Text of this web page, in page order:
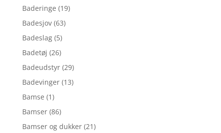
Baderinge (19)
Badesjov (63)
Badeslag (5)
Badetøj (26)
Badeudstyr (29)
Badevinger (13)
Bamse (1)
Bamser (86)
Bamser og dukker (21)